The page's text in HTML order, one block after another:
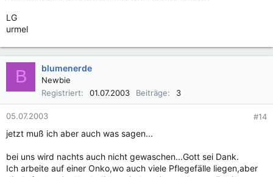
LG
urmel
B blumenerde
Newbie
Registriert
01.07.2003 Beiträge 3
05.07.2003 #14
jetzt muß ich aber auch was sagen...
bei uns wird nachts auch nicht gewaschen...Gott sei Dank.
Ich arbeite auf einer Onko,wo auch viele Pflegefälle liegen,aber